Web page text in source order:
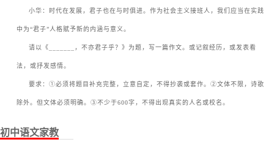
ㅤㅤ小华：时代在发展，君子也在与时俱进。作为社会主义接班人，我们应当在实践
中为“君子”人格赋予新的内涵与意义。
ㅤㅤ请以《_______，不亦君子乎？》为题，写一篇作文。或记叙经历，或发表看
法，或抒发感情。
ㅤㅤ要求：①必须将题目补充完整，立意自定，不得抄袭或套作。②文体不限，诗歌
除外。但文体必须明确。③不少于600字，不得出现真实的人名或校名。
初中语文家教